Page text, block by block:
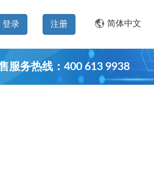
简体中文
注册
登录
服务热线：400 613 9938